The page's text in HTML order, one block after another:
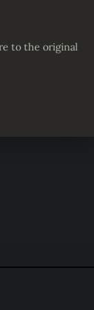
to the original